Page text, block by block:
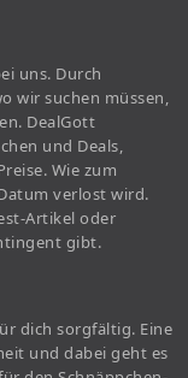
uns. Durch
wir suchen müssen,
DealGott
und Deals,
Wie zum
verlost wird.
Artikel oder
gibt.
dich sorgfältig. Eine
und dabei geht es